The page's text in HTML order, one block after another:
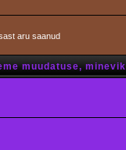
aru saanud
muudatuse,